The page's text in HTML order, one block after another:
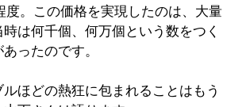
度。この価格を実現したのは、大量
は何千個、何万個という数をつく
ったのです。
ほどの熱狂に包まれることはもう